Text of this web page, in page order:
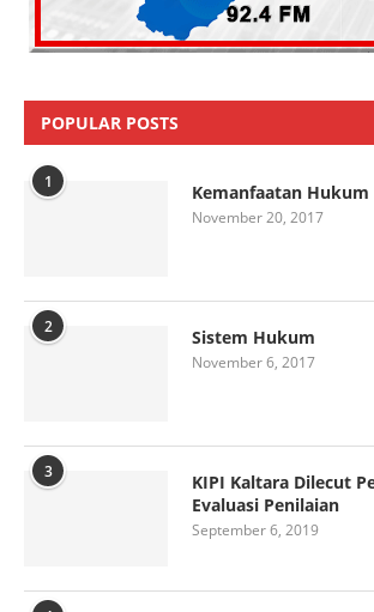
POPULAR POSTS
1 Kemanfaatan Hukum
November 20, 2017
2 Sistem Hukum
November 6, 2017
3
KIPI Kaltara Dilecut
Evaluasi Penilaian
September 6, 2019